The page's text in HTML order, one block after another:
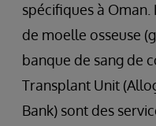
spécifiques à
de moelle osseuse
banque de sang de
Transplant Unit
Bank) sont des